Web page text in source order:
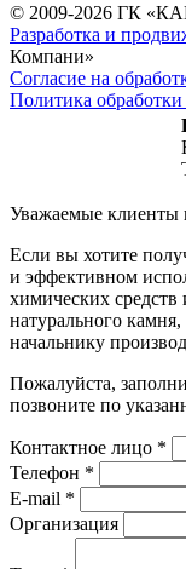
© 2009-2026 ГК
Разработка и
Компани»
Согласие на
Политика
Уважаемые клиенты
Если вы хотите
и эффективном
химических средств
натурального
начальнику
Пожалуйста,
позвоните по
Контактное лицо *
Телефон *
E-mail *
Организация